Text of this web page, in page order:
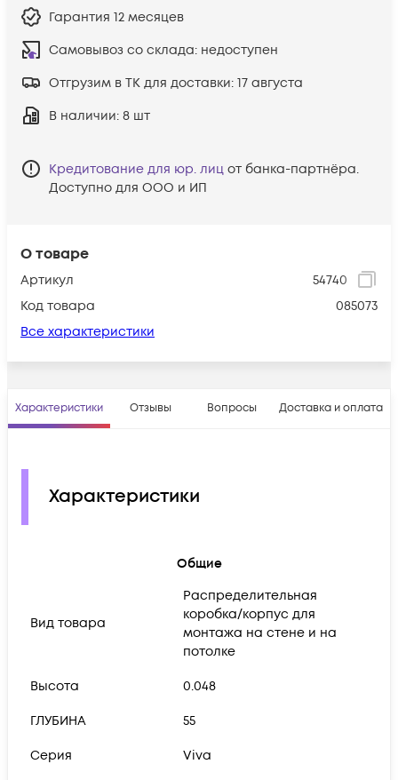
О товаре
Артикул
54740
Код товара
085073
Все характеристики
Гарантия 12 месяцев
Самовывоз со склада: недоступен
Отгрузим в ТК для доставки: 17 августа
В наличии: 8 шт
Кредитование для юр. лиц от банка-партнёра.
Доступно для ООО и ИП
Характеристики Отзывы Вопросы Доставка и оплата
Характеристики
Общие
Вид товара
Распределительная
коробка/корпус для
монтажа на стене и на
потолке
Высота 0.048
ГЛУБИНА 55
Серия Viva